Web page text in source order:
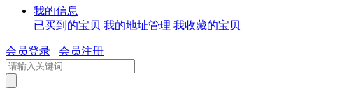
我的信息
已买到的宝贝 我的地址管理 我收藏的宝贝
会员登录 会员注册